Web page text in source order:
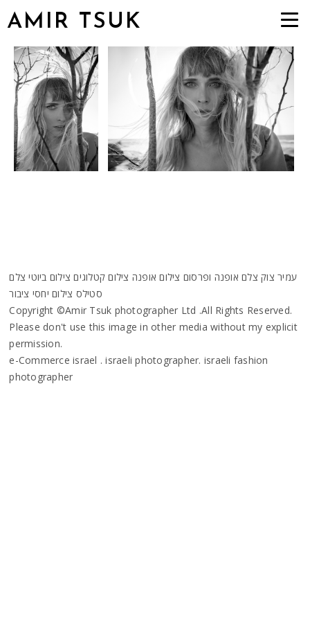
AMIR TSUK
עמיר צוק צלם אופנה ופרסום צילום אופנה צילום קטלוגים צילום ביוטי צלם
סטילס צילום יחסי ציבור
Copyright ©Amir Tsuk photographer Ltd .All Rights Reserved.
Please don't use this image in other media without my explicit
permission.
e-Commerce israel . israeli photographer. israeli fashion
photographer